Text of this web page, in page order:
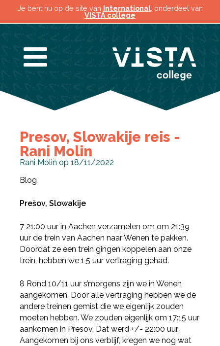
Je bent nu op de site van International, onderdeel van
VISTA college
Presov, Slowakije reis -
Rani Molin
Rani Molin op 18/11/2022
Blog
Prešov, Slowakije
7 21:00 uur in Aachen verzamelen om om 21:39
uur de trein van Aachen naar Wenen te pakken.
Doordat ze een trein gingen koppelen aan onze
trein, hebben we 1,5 uur vertraging gehad.
8 Rond 10/11 uur s’morgens zijn we in Wenen
aangekomen. Door alle vertraging hebben we de
andere treinen gemist die we eigenlijk zouden
moeten hebben. We zouden eigenlijk om 17:15 uur
aankomen in Presov. Dat werd +/- 22:00 uur.
Aangekomen bij ons verblijf, kregen we nog wat